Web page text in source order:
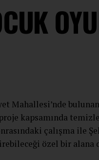
Mahallesi’nde
kapsamında
çalışma ile
özel bir alana